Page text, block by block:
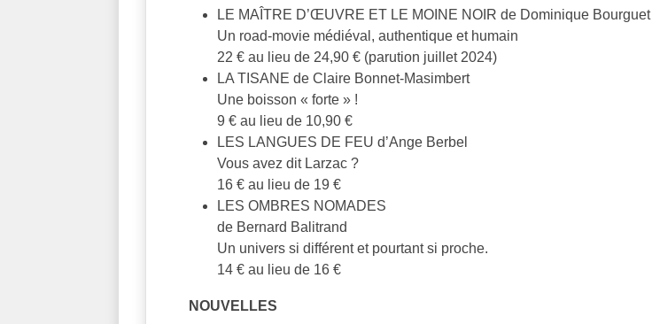
LE MAÎTRE D’ŒUVRE ET LE MOINE NOIR de Dominique Bourguet
Un road-movie médiéval, authentique et humain
22 € au lieu de 24,90 € (parution juillet 2024)
LA TISANE de Claire Bonnet-Masimbert
Une boisson « forte » !
9 € au lieu de 10,90 €
LES LANGUES DE FEU d’Ange Berbel
Vous avez dit Larzac ?
16 € au lieu de 19 €
LES OMBRES NOMADES
de Bernard Balitrand
Un univers si différent et pourtant si proche.
14 € au lieu de 16 €
NOUVELLES